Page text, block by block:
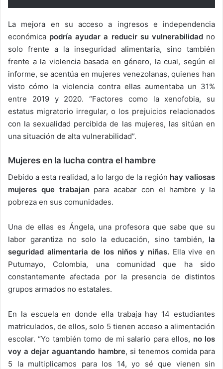
La mejora en su acceso a ingresos e independencia
económica podría ayudar a reducir su vulnerabilidadno
solo frente a la inseguridad alimentaria, sino también
frente a la violencia basada en género, la cual, según el
informe, se acentúa en mujeres venezolanas, quienes han
visto cómo la violencia contra ellas aumentaba un 31%
entre 2019 y 2020. “Factores como la xenofobia, su
estatus migratorio irregular, o los prejuicios relacionados
con la sexualidad percibida de las mujeres, las sitúan en
una situación de alta vulnerabilidad”.
Mujeres en la lucha contra el hambre
Debido a esta realidad, a lo largo de la región hay valiosas
mujeres que trabajanpara acabar con el hambre y la
pobreza en sus comunidades.
Una de ellas es Ángela, una profesora que sabe que su
labor garantiza no solo la educación, sino también, la
seguridad alimentaria de los niños y niñas. Ella vive en
Putumayo, Colombia, una comunidad que ha sido
constantemente afectada por la presencia de distintos
grupos armados no estatales.
En la escuela en donde ella trabaja hay 14 estudiantes
matriculados, de ellos, solo 5 tienen acceso a alimentación
escolar. “Yo también tomo de mi salario para ellos, no los
voy a dejar aguantando hambre, si tenemos comida para
5 la multiplicamos para los 14, yo sé que vienen sin